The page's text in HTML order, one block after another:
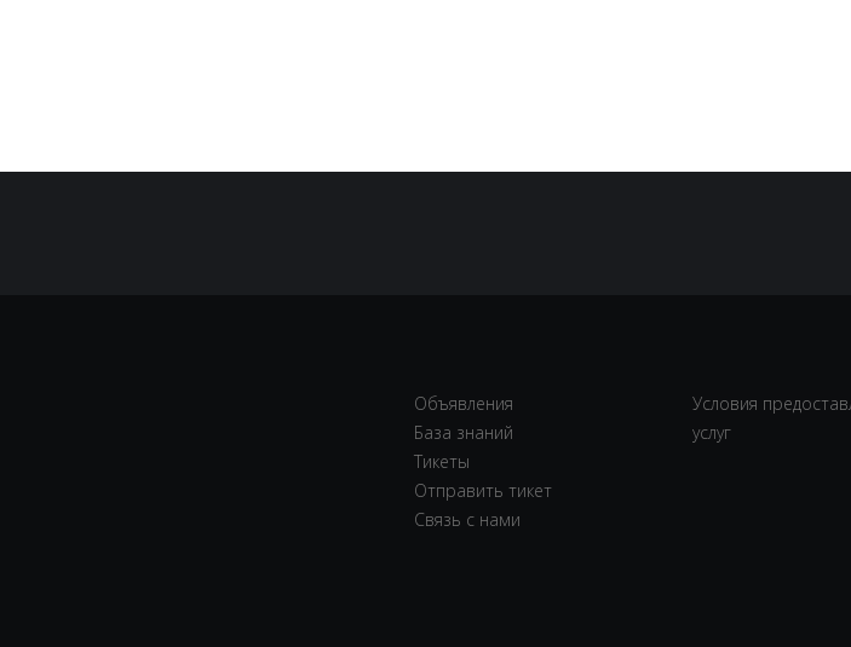
Объявления
База знаний
Тикеты
Отправить тикет
Связь с нами
Условия
услуг